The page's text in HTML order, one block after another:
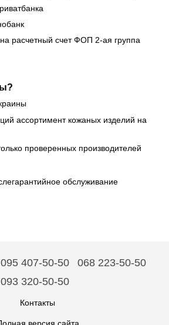
расчетный счет ФОП 2-ая группа
ассортимент кожаных изделий на
проверенных производителей
обслуживание
095 407-50-50
068 223-50-50
093 320-50-50
Контакты